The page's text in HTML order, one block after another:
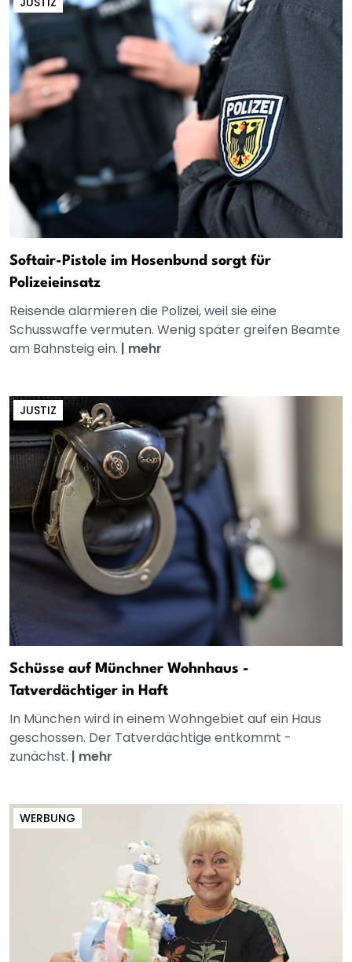
Softair-Pistole im Hosenbund sorgt für
Polizeieinsatz
Reisende alarmieren die Polizei, weil sie eine
Schusswaffe vermuten. Wenig später greifen Beamte
am Bahnsteig ein. | mehr
JUSTIZ
Schüsse auf Münchner Wohnhaus -
Tatverdächtiger in Haft
In München wird in einem Wohngebiet auf ein Haus
geschossen. Der Tatverdächtige entkommt -
zunächst. | mehr
WERBUNG